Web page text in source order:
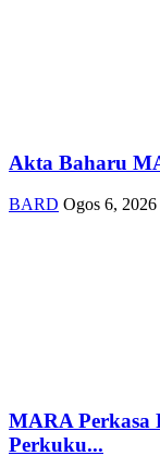
Akta Baharu
BARD Ogos 6, 2026
MARA Perkasa
Perkuku...